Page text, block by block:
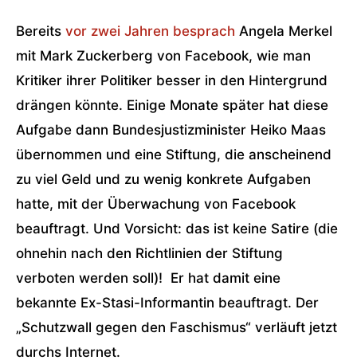
Bereits vor zwei Jahren besprach Angela Merkel
mit Mark Zuckerberg von Facebook, wie man
Kritiker ihrer Politiker besser in den Hintergrund
drängen könnte. Einige Monate später hat diese
Aufgabe dann Bundesjustizminister Heiko Maas
übernommen und eine Stiftung, die anscheinend
zu viel Geld und zu wenig konkrete Aufgaben
hatte, mit der Überwachung von Facebook
beauftragt. Und Vorsicht: das ist keine Satire (die
ohnehin nach den Richtlinien der Stiftung
verboten werden soll)! Er hat damit eine
bekannte Ex-Stasi-Informantin beauftragt. Der
„Schutzwall gegen den Faschismus“ verläuft jetzt
durchs Internet.